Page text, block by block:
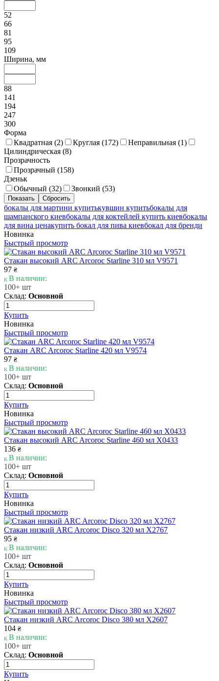
52
66
81
95
109
Ширина, мм
88
141
194
247
300
Форма
Квадратная (2) Круглая (172) Неправильная (1)
Цилиндрическая (8)
Прозрачность
Прозрачный (158)
Дзеньк
Обычный (32) Звонкий (53)
бокалы для мартини купитькувшин купитьбокалы для
шампанского киевбокалы для коктейлей купить киевбокалы
для вина ценакупить бокал для пива киевбокал для бренди
Новинка
Быстрый просмотр
Стакан высокий ARC Arcoroc Starline 310 мл V9571
97 ₴
В наличии:
100+ шт
Склад: Основной
Купить
Новинка
Быстрый просмотр
Стакан ARC Arcoroc Starline 420 мл V9574
97 ₴
В наличии:
100+ шт
Склад: Основной
Купить
Новинка
Быстрый просмотр
Стакан высокий ARC Arcoroc Starline 460 мл X0433
136 ₴
В наличии:
100+ шт
Склад: Основной
Купить
Новинка
Быстрый просмотр
Стакан низкий ARC Arcoroc Disco 320 мл X2767
95 ₴
В наличии:
100+ шт
Склад: Основной
Купить
Новинка
Быстрый просмотр
Стакан низкий ARC Arcoroc Disco 380 мл X2607
104 ₴
В наличии:
100+ шт
Склад: Основной
Купить